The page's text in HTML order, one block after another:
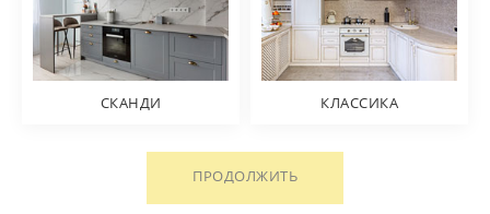
СКАНДИ КЛАССИКА
ПРОДОЛЖИТЬ